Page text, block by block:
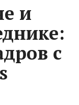
и
с